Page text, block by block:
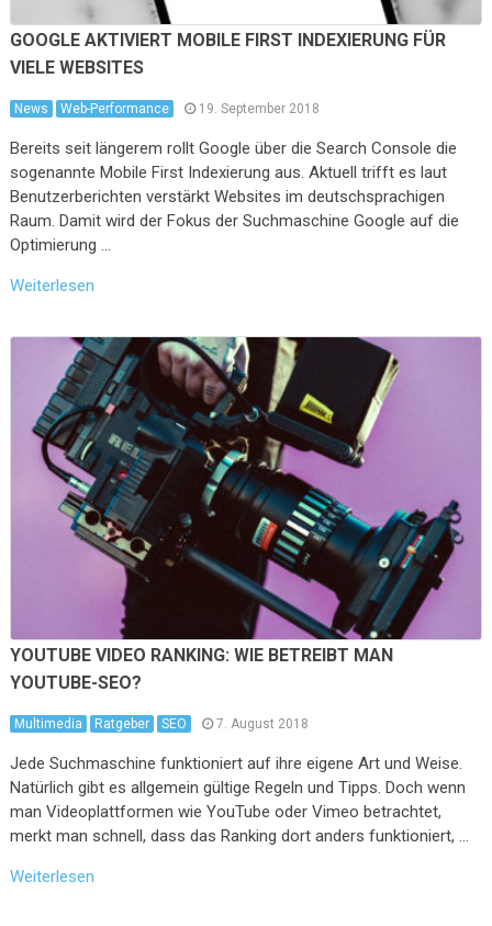
GOOGLE AKTIVIERT MOBILE FIRST INDEXIERUNG FÜR
VIELE WEBSITES
News Web-Performance 19. September 2018
Bereits seit längerem rollt Google über die Search Console die
sogenannte Mobile First Indexierung aus. Aktuell trifft es laut
Benutzerberichten verstärkt Websites im deutschsprachigen
Raum. Damit wird der Fokus der Suchmaschine Google auf die
Optimierung …
Weiterlesen
YOUTUBE VIDEO RANKING: WIE BETREIBT MAN
YOUTUBE-SEO?
Multimedia Ratgeber SEO 7. August 2018
Jede Suchmaschine funktioniert auf ihre eigene Art und Weise.
Natürlich gibt es allgemein gültige Regeln und Tipps. Doch wenn
man Videoplattformen wie YouTube oder Vimeo betrachtet,
merkt man schnell, dass das Ranking dort anders funktioniert, …
Weiterlesen